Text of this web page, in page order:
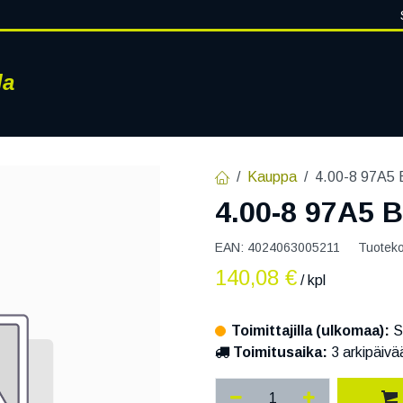
RENKAAT
Kauppa 4.00-8 97A5
4.00-8 97A5
EAN: 4024063005211
140,08 € / kpl
Toimittajilla (ulkomaa):
Toimitusaika: 3